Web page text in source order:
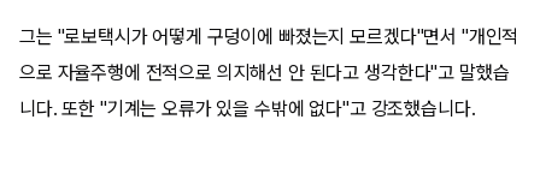
그는 "로보택시가 어떻게 구덩이에 빠졌는지 모르겠다"면서 "개인적
으로 자율주행에 전적으로 의지해선 안 된다고 생각한다"고 말했습
니다. 또한 "기계는 오류가 있을 수밖에 없다"고 강조했습니다.